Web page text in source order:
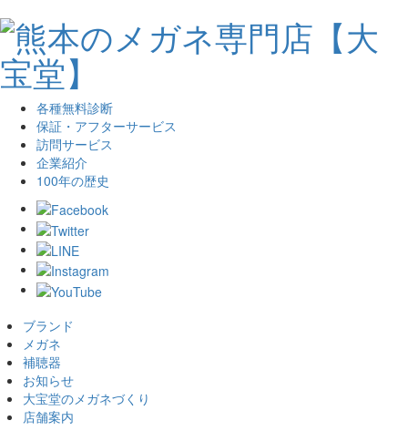
各種無料診断
保証・アフターサービス
訪問サービス
企業紹介
100年の歴史
ブランド
メガネ
補聴器
お知らせ
大宝堂のメガネづくり
店舗案内